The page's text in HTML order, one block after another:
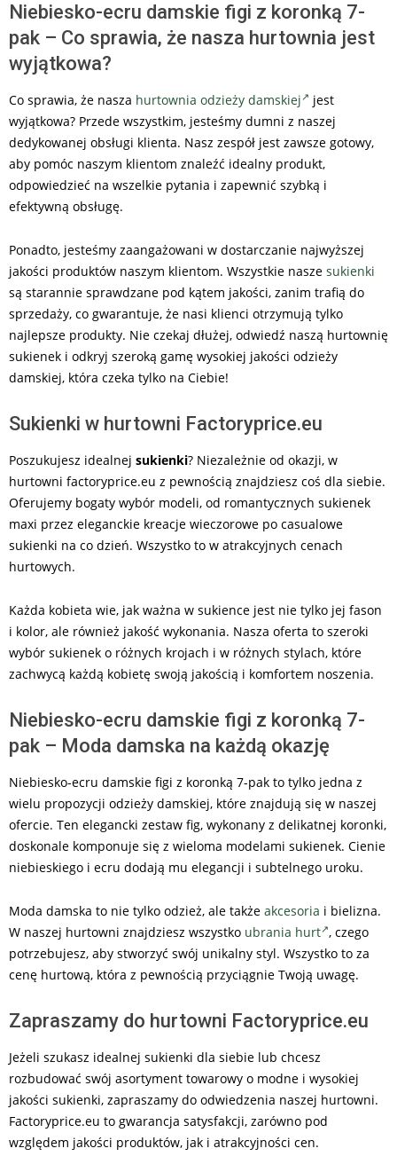
Niebiesko-ecru damskie figi z koronką 7-
pak – Co sprawia, że nasza hurtownia jest
wyjątkowa?
Co sprawia, że nasza hurtownia odzieży damskiej
jest
wyjątkowa? Przede wszystkim, jesteśmy dumni z naszej
dedykowanej obsługi klienta. Nasz zespół jest zawsze gotowy,
aby pomóc naszym klientom znaleźć idealny produkt,
odpowiedzieć na wszelkie pytania i zapewnić szybką i
efektywną obsługę.
Ponadto, jesteśmy zaangażowani w dostarczanie najwyższej
jakości produktów naszym klientom. Wszystkie nasze sukienki
są starannie sprawdzane pod kątem jakości, zanim trafią do
sprzedaży, co gwarantuje, że nasi klienci otrzymują tylko
najlepsze produkty. Nie czekaj dłużej, odwiedź naszą hurtownię
sukienek i odkryj szeroką gamę wysokiej jakości odzieży
damskiej, która czeka tylko na Ciebie!
Sukienki w hurtowni Factoryprice.eu
Poszukujesz idealnej sukienki? Niezależnie od okazji, w
hurtowni factoryprice.eu z pewnością znajdziesz coś dla siebie.
Oferujemy bogaty wybór modeli, od romantycznych sukienek
maxi przez eleganckie kreacje wieczorowe po casualowe
sukienki na co dzień. Wszystko to w atrakcyjnych cenach
hurtowych.
Każda kobieta wie, jak ważna w sukience jest nie tylko jej fason
i kolor, ale również jakość wykonania. Nasza oferta to szeroki
wybór sukienek o różnych krojach i w różnych stylach, które
zachwycą każdą kobietę swoją jakością i komfortem noszenia.
Niebiesko-ecru damskie figi z koronką 7-
pak – Moda damska na każdą okazję
Niebiesko-ecru damskie figi z koronką 7-pak to tylko jedna z
wielu propozycji odzieży damskiej, które znajdują się w naszej
ofercie. Ten elegancki zestaw fig, wykonany z delikatnej koronki,
doskonale komponuje się z wieloma modelami sukienek. Cienie
niebieskiego i ecru dodają mu elegancji i subtelnego uroku.
Moda damska to nie tylko odzież, ale także akcesoria i bielizna.
W naszej hurtowni znajdziesz wszystko ubrania hurt , czego
potrzebujesz, aby stworzyć swój unikalny styl. Wszystko to za
cenę hurtową, która z pewnością przyciągnie Twoją uwagę.
Zapraszamy do hurtowni Factoryprice.eu
Jeżeli szukasz idealnej sukienki dla siebie lub chcesz
rozbudować swój asortyment towarowy o modne i wysokiej
jakości sukienki, zapraszamy do odwiedzenia naszej hurtowni.
Factoryprice.eu to gwarancja satysfakcji, zarówno pod
względem jakości produktów, jak i atrakcyjności cen.